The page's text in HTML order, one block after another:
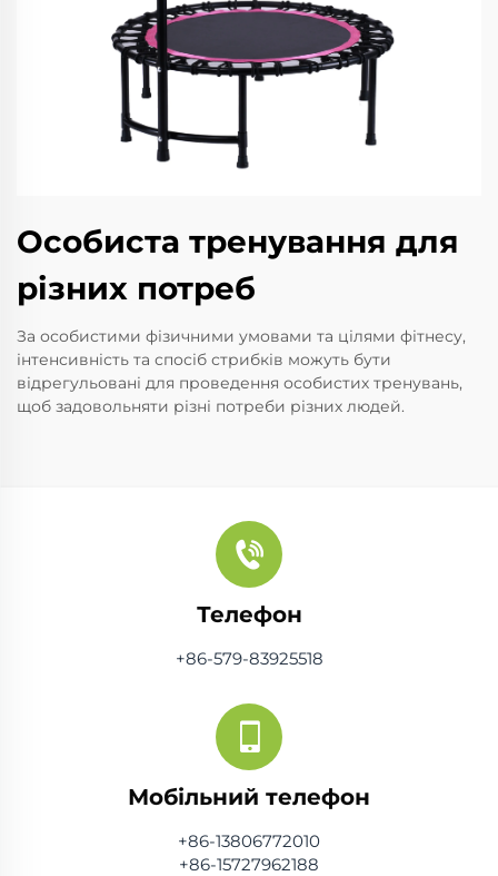
Особиста тренування для
різних потреб
За особистими фізичними умовами та цілями фітнесу,
інтенсивність та спосіб стрибків можуть бути
відрегульовані для проведення особистих тренувань,
щоб задовольняти різні потреби різних людей.
Телефон
+86-579-83925518
Мобільний телефон
+86-13806772010
+86-15727962188